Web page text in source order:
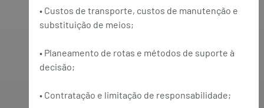
• Custos de transporte, custos de manutenção e
substituição de meios;
• Planeamento de rotas e métodos de suporte à
decisão;
• Contratação e limitação de responsabilidade;